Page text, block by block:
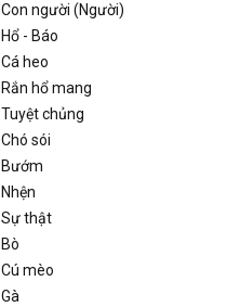
Con người (Người)
Hổ - Báo
Cá heo
Rắn hổ mang
Tuyệt chủng
Chó sói
Bướm
Nhện
Sự thật
Bò
Cú mèo
Gà